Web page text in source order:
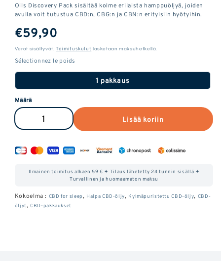
Oils Discovery Pack sisältää kolme erilaista hamppuöljyä, joiden
avulla voit tutustua CBD:n, CBG:n ja CBN:n erityisiin hyötyihin.
Tavallinen
hinta
€59,90
Verot sisältyvät.Toimituskulut lasketaan maksuhetkellä.
1 pakkaus
Määrä
Vähennä
Discovery
Packin
10
%.
Lisää
löytöpakkausten
määrää
10
%.
Lisää koriin
Ilmainen toimitus alkaen 59 € ✦ Tilaus lähetetty 24 tunnin sisällä ✦
Turvallinen ja huomaamaton maksu
Kokoelma : CBD for sleep, Halpa CBD-öljy, Kylmäpuristettu CBD-öljy, CBD-
öljyt,CBD-pakkaukset